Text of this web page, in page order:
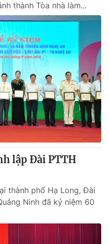
thành Tòa nhà làm...
lập Đài PTTH
thành phố Hạ Long, Đài
Ninh đã kỷ niệm 60